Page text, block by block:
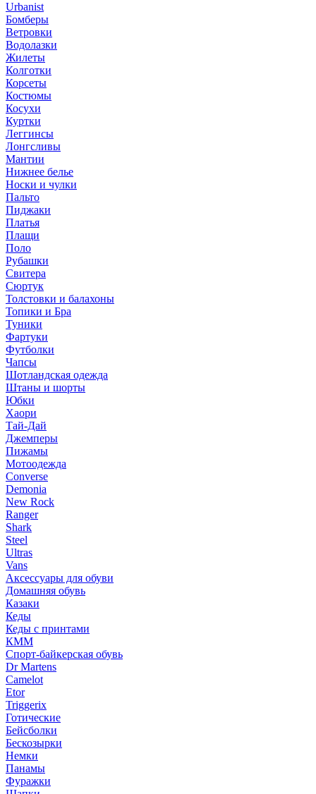
Urbanist
Бомберы
Ветровки
Водолазки
Жилеты
Колготки
Корсеты
Костюмы
Косухи
Куртки
Леггинсы
Лонгсливы
Мантии
Нижнее белье
Носки и чулки
Пальто
Пиджаки
Платья
Плащи
Поло
Рубашки
Свитера
Сюртук
Толстовки и балахоны
Топики и Бра
Туники
Фартуки
Футболки
Чапсы
Шотландская одежда
Штаны и шорты
Юбки
Хаори
Тай-Дай
Джемперы
Пижамы
Мотоодежда
Converse
Demonia
New Rock
Ranger
Shark
Steel
Ultras
Vans
Аксессуары для обуви
Домашняя обувь
Казаки
Кеды
Кеды с принтами
КММ
Спорт-байкерская обувь
Dr Martens
Camelot
Etor
Triggerix
Готические
Бейсболки
Бескозырки
Немки
Панамы
Фуражки